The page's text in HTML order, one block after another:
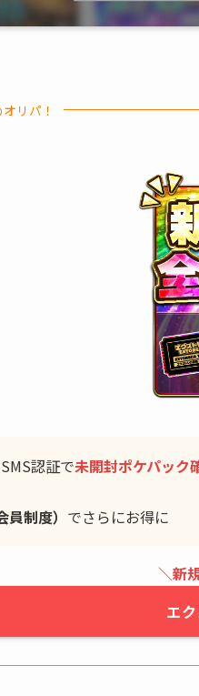
リパ！
認証で未開封ポケパック
制度） でさらにお得に
＼新
エ